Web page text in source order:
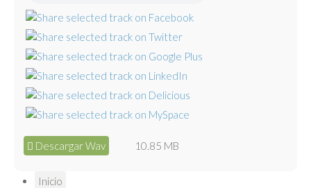
Descargar Wav 10.85 MB
Inicio